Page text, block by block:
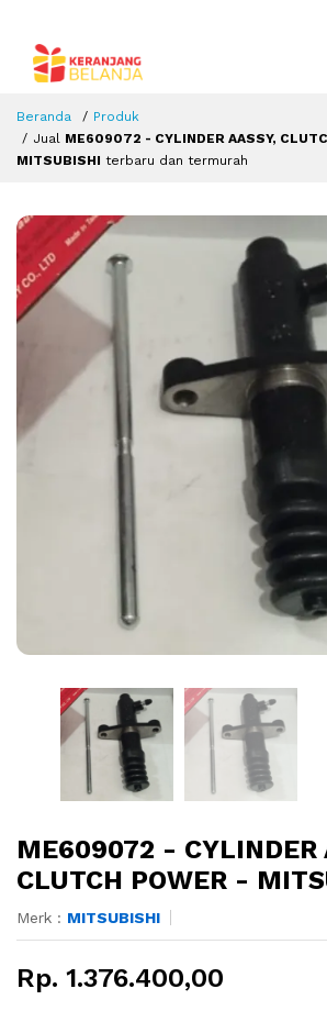
Beranda
Produk
Jual ME609072 - CYLINDER AASSY,
MITSUBISHI terbaru dan termurah
ME609072 - CYLINDER
CLUTCH POWER -
Merk : MITSUBISHI
Rp. 1.376.400,00